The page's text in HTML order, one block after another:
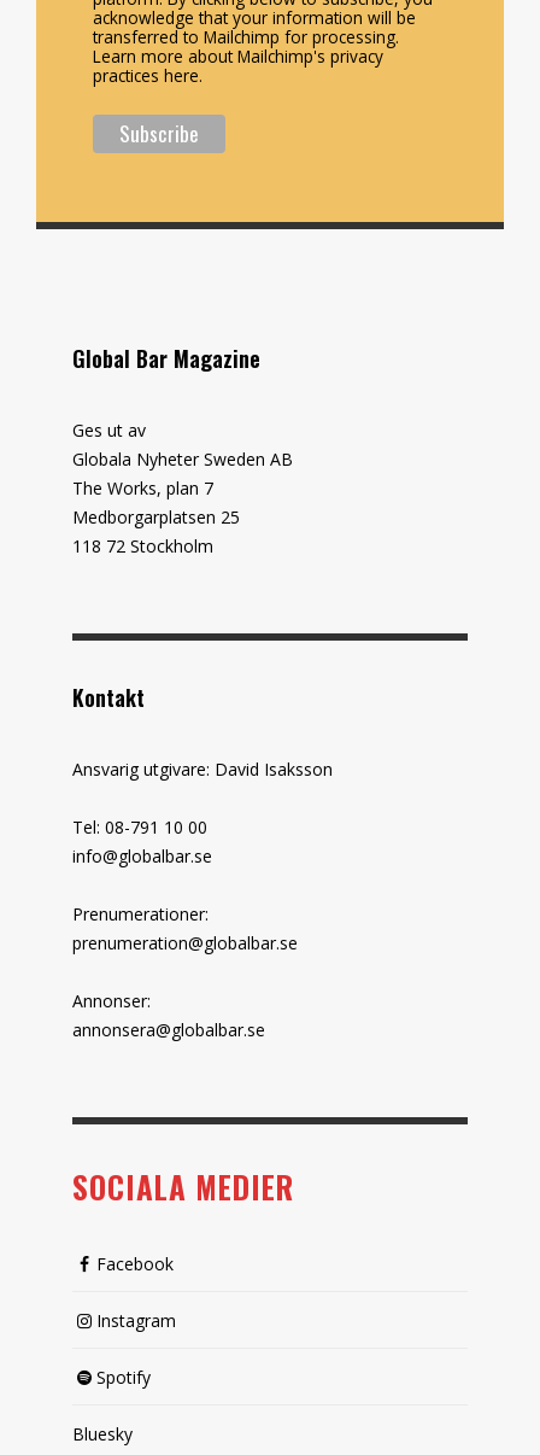
acknowledge that your information will be
transferred to Mailchimp for processing.
Learn more about Mailchimp's privacy
practices here.
Global Bar Magazine
Ges ut av
Globala Nyheter Sweden AB
The Works, plan 7
Medborgarplatsen 25
118 72 Stockholm
Kontakt
Ansvarig utgivare: David Isaksson
Tel: 08-791 10 00
info@globalbar.se
Prenumerationer:
prenumeration@globalbar.se
Annonser:
annonsera@globalbar.se
SOCIALA MEDIER
Facebook
Instagram
Spotify
Bluesky